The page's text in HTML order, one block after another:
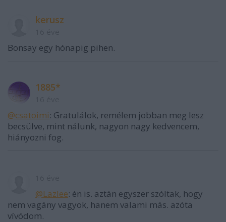
kerusz
Bonsay egy hónapig pihen.
1885*
@csatoimi: Gratulálok, remélem jobban meg lesz
becsülve, mint nálunk, nagyon nagy kedvencem,
hiányozni fog.
@Lazlee: én is. aztán egyszer szóltak, hogy
nem vagány vagyok, hanem valami más. azóta
vívódom.